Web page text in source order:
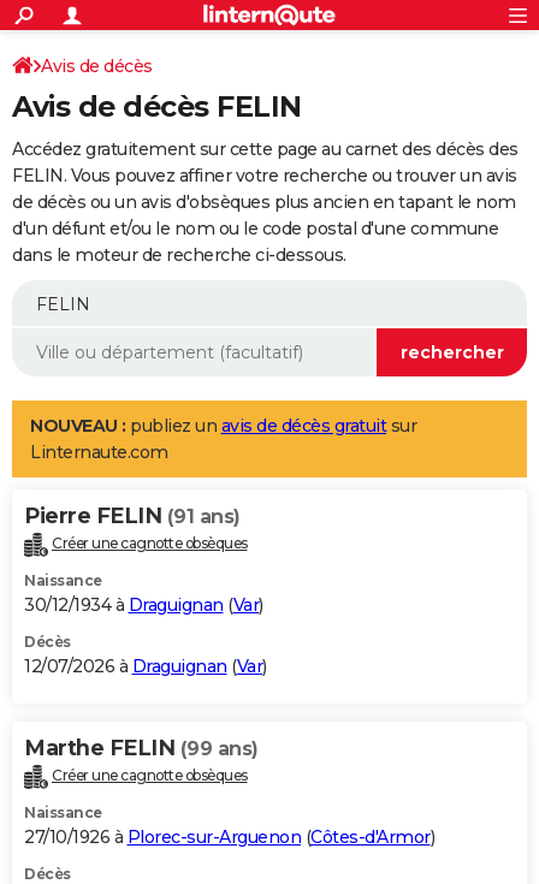
ACTUALITÉS
Politique
Société
Faits Divers
Education
Monde
Villes
+
SPORT
Coupe du monde 2026
Football
Tennis
Cyclisme
Rugby
Forum
Programme TV
TNT
Streaming
Cinéma
Sorties cinéma
Musique
+
FINANCE
Retraite
Impôts
Epargne
Immobilier
Risques naturels par ville
Banque
Assurance
Crédit
AUTO
Essais
Réserver un essai
Citadines
Berlines
SUV
Forum auto
+
Mobiles
Meilleur smartphone
Internet
Ordinateurs
Jeux vidéo
Guide high-tech
Aménagement intérieur
LIFESTYLE
Art de vivre
Bien-être
Loisirs
Mode
Modes de vie
Alimentation
Guide de la santé
Maladies
Médicaments
Sommeil
VOYAGE
Destinations
City break
Voyage nature
Voyage de noces
Forum
Climat
+PHOTO
GUIDES D'ACHAT
BONS PLANS
Carte de Noël
Carte Bonne année
Carte Saint-Valentin
Carte Pâques
Carte d'anniversaire
DICTIONNAIRE
Dictionnaire
Biographies
Citations
Expressions
Proverbes
PROGRAMME TV
Avis de décès
Avis de décès FELIN
Accédez gratuitement sur cette page au carnet des décès des
FELIN. Vous pouvez affiner votre recherche ou trouver un avis
de décès ou un avis d'obsèques plus ancien en tapant le nom
d'un défunt et/ou le nom ou le code postal d'une commune
dans le moteur de recherche ci-dessous.
NOUVEAU : publiez un avis de décès gratuitsur
Linternaute.com
Pierre FELIN (91 ans)
Créer une cagnotte obsèques
Naissance
30/12/1934 à Draguignan (Var)
Décès
12/07/2026 à Draguignan (Var)
Marthe FELIN (99 ans)
Créer une cagnotte obsèques
Naissance
27/10/1926 à Plorec-sur-Arguenon (Côtes-d'Armor)
Décès